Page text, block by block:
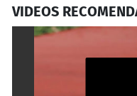
VIDEOS